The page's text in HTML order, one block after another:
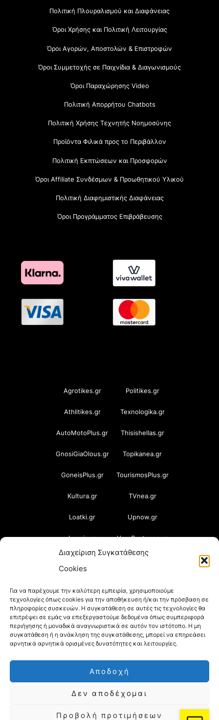
Διαχείριση Συγκατάθεσης
Cookies
Για να παρέχουμε την καλύτερη εμπειρία, χρησιμοποιούμε
τεχνολογίες όπως cookies για την αποθήκευση ή/και την πρόσβαση σε
πληροφορίες συσκευών. Η συγκατάθεση σε αυτές τις τεχνολογίες θα
επιτρέψει σε εμάς να επεξεργαστούμε δεδομένα όπως συμπεριφορά
περιήγησης ή μοναδικά αναγνωριστικά σε αυτόν τον ιστότοπο. Η μη
συγκατάθεση ή η ανάκληση της συγκατάθεσης, μπορεί να επηρεάσει
αρνητικά αρνητικά ορισμένες δυνατότητες και λειτουργίες.
Αποδοχή
Δεν αποδέχομαι
Προβολή προτιμήσεων
Πολιτική Πλουραλισμού και Διαφάνειας
Όροι Χρήσης και Πολιτική Λειτουργίας
Όροι Αγορών, Αποστολών & Επιστροφών
Όροι Συμμετοχής σε Παιχνίδια & Διαγωνισμούς
Όροι Παραχώρησης Video
Πολιτική Απορρήτου Chatbots
Πολιτική Χρήσης Τεχνητής Νοημοσύνης
Προϊόντα Φιλικά προς το Περιβάλλον
Πολιτική Εκπτώσεων και Προσφορών
Όροι Affiliate Συνδέσμων & Προωθητικού Υλικού
Πολιτική Διαφημιστικής Διαφάνειας
Όροι Προγράμματος Επιβράβευσης
Agrotikes.gr Politikes.gr
Athlitikes.gr Texnologika.gr
AutoMotoPlus.gr Thisishellas.gr
GnosiGiaOlous.gr Topikanea.gr
GoneisPlus.gr TourismosPlus.gr
Kultura.gr TVnea.gr
Loatki.gr Upnow.gr
Loveis.gr VresSyntages.gr
ModernaGynaika.gr Xristianika.gr
Oikotropia.gr ZoumeSpiti.gr
Perepet.gr
Orama Group (Orama Group Μ.Ι.Κ.Ε.) |
Α.Φ.Μ. 801086294 – Δ.Ο.Υ. ΚΕΦΟΔΕ Αττικής |
Γ.Ε.ΜΗ 148748903000 | Έδρα: Αθήνα, Ελλάδα |
Email: contact@orama-group.com